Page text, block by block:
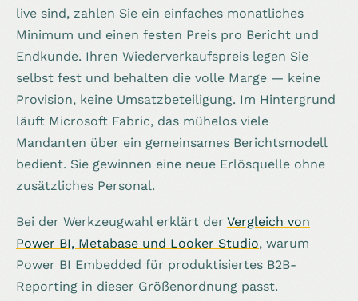
live sind, zahlen Sie ein einfaches monatliches
Minimum und einen festen Preis pro Bericht und
Endkunde. Ihren Wiederverkaufspreis legen Sie
selbst fest und behalten die volle Marge — keine
Provision, keine Umsatzbeteiligung. Im Hintergrund
läuft Microsoft Fabric, das mühelos viele
Mandanten über ein gemeinsames Berichtsmodell
bedient. Sie gewinnen eine neue Erlösquelle ohne
zusätzliches Personal.
Bei der Werkzeugwahl erklärt der Vergleich von
Power BI, Metabase und Looker Studio, warum
Power BI Embedded für produktisiertes B2B-
Reporting in dieser Größenordnung passt.